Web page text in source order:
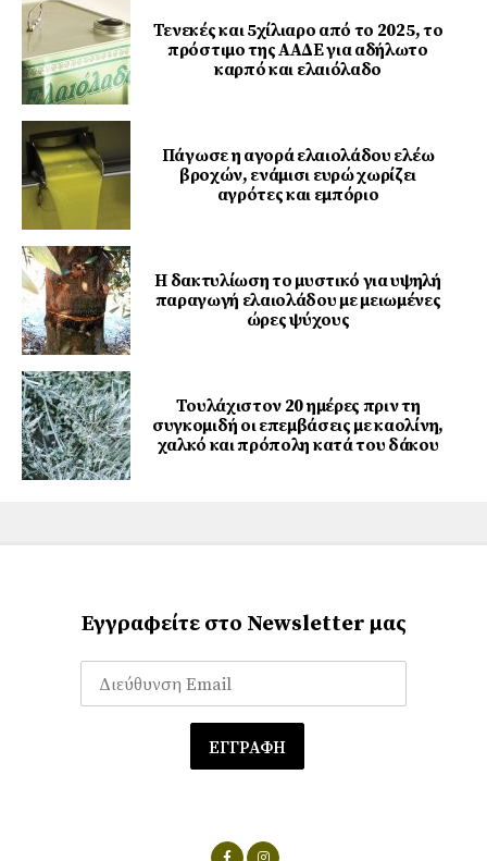
Τενεκές και 5χίλιαρο από το 2025, το
πρόστιμο της ΑΑΔΕ για αδήλωτο
καρπό και ελαιόλαδο
Πάγωσε η αγορά ελαιολάδου ελέω
βροχών, ενάμισι ευρώ χωρίζει
αγρότες και εμπόριο
Η δακτυλίωση το μυστικό για υψηλή
παραγωγή ελαιολάδου με μειωμένες
ώρες ψύχους
Τουλάχιστον 20 ημέρες πριν τη
συγκομιδή οι επεμβάσεις με καολίνη,
χαλκό και πρόπολη κατά του δάκου
Εγγραφείτε στο Newsletter μας